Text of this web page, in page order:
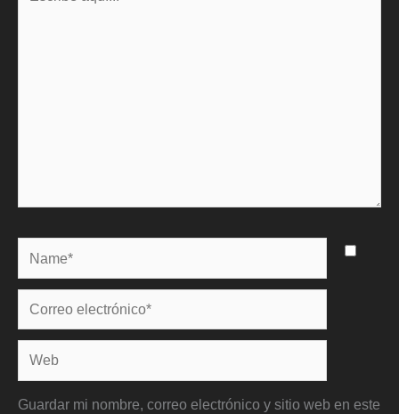
Name*
Correo
electrónico*
Web
Guardar mi nombre, correo electrónico y sitio web en este